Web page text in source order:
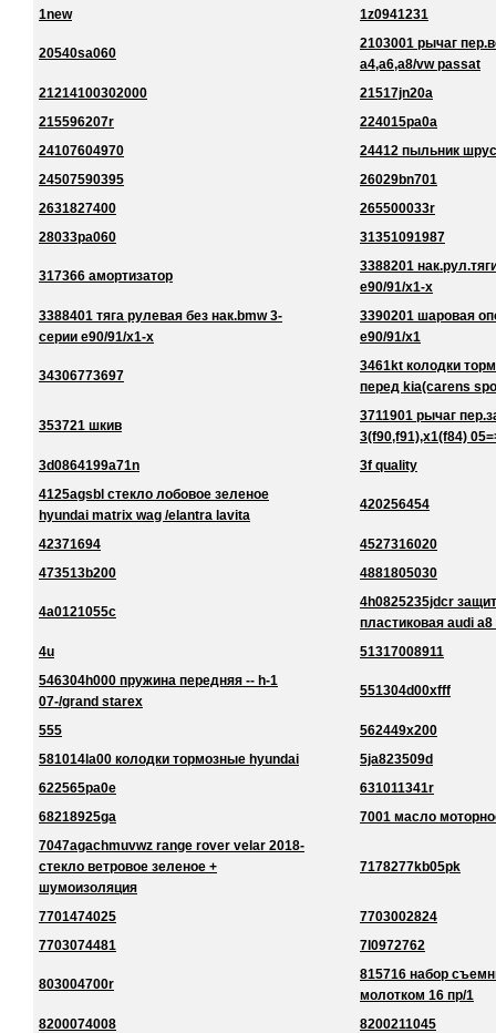
1new
1z0941231
20540sa060
2103001 рычаг
a4,a6,a8/vw passat
21214100302000
21517jn20a
215596207r
224015pa0a
24107604970
24412 пыльник
24507590395
26029bn701
2631827400
265500033r
28033pa060
31351091987
317366 амортизатор
3388201
e90/91/x1-x
3388401 тяга рулевая без нак.bmw 3-
серии e90/91/x1-x
3390201 шаровая
e90/91/x1
34306773697
3461kt колодки
перед kia(carens
353721 шкив
3711901 рычаг
3(f90,f91),x1(f84)
3d0864199a71n
3f quality
4125agsbl стекло лобовое зеленое
hyundai matrix wag /elantra lavita
420256454
42371694
4527316020
473513b200
4881805030
4a0121055c
4h0825235jdcr
пластиковая audi
4u
51317008911
546304h000 пружина передняя -- h-1
07-/grand starex
551304d00xfff
555
562449x200
581014la00 колодки тормозные hyundai
5ja823509d
622565pa0e
631011341r
68218925ga
7001 масло
7047agachmuvwz range rover velar 2018-
стекло ветровое зеленое +
шумоизоляция
7178277kb05pk
7701474025
7703002824
7703074481
7l0972762
803004700r
815716 набор
молотком 16 пр/1
8200074008
8200211045